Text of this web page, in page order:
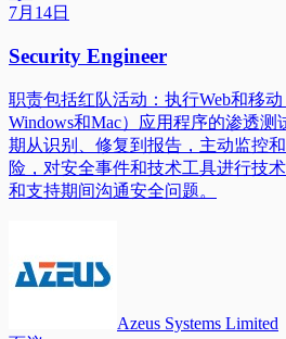
7月14日
Security Engineer
职责包括红队活动：执行Web和移动
Windows和Mac）应用程序的渗透
期从识别、修复到报告，主动监控
险，对安全事件和技术工具进行技
和支持期间沟通安全问题。
Azeus Systems Limited